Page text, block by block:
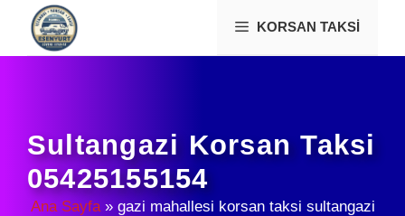
İçeriğe
KORSAN TAKSI
Sultangazi Korsan Taksi
05425155154
Ana Sayfa» gazi mahallesi korsan taksi sultangazi